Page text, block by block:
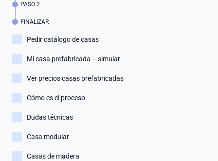
PASO 2
FINALIZAR
Pedir catálogo de casas
Mi casa prefabricada – simular
Ver precios casas prefabricadas
Cómo es el proceso
Dudas técnicas
Casa modular
Casas de madera